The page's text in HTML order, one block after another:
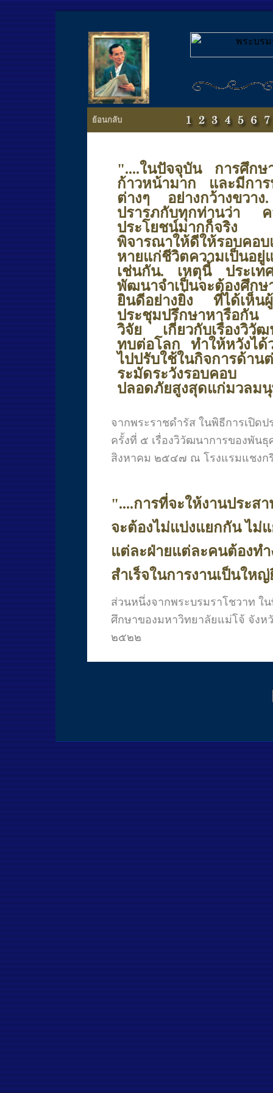
ย้อนกลับ
"....ในปัจจุบัน การศึกษ
ก้าวหน้ามาก และมีการ
ต่างๆ อย่างกว้างขวา
ปรารภกับทุกท่านว่า
ประโยชน์มากก็จริง แ
พิจารณาให้ดีให้รอบคอบ
หายแก่ชีวิตความเป็นอยู่
เช่นกัน. เหตุนี้ ประเท
พัฒนาจำเป็นจะต้องศึก
ยินดีอย่างยิ่ง ที่ได้เห็น
ประชุมปรึกษาหารือกัน
วิจัย เกี่ยวกับเรื่องวิวัฒ
ทบต่อโลก ทำให้หวังได้
ไปปรับใช้ในกิจการ
ระมัดระวังรอบคอบ
ปลอดภัยสูงสุดแก่มวลม
จากพระราชดำรัส ในพิธีการเปิด
ครั้งที่ ๕ เรื่องวิวัฒนาการของพัน
สิงหาคม ๒๕๔๗ ณ โรงแรมแชงก
"....การที่จะให้งานประส
จะต้องไม่แบ่งแยกกัน ไม่
แต่ละฝ่ายแต่ละคนต้องท
สำเร็จในการงานเป็นให
ส่วนหนึ่งจากพระบรมราโชวาท ใ
ศึกษาของมหาวิทยาลัยแม่โจ้ จังห
๒๕๒๒